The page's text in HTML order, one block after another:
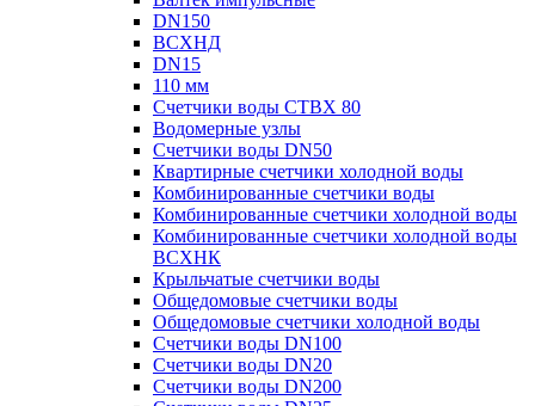
DN150
ВСХНД
DN15
110 мм
Счетчики воды СТВХ 80
Водомерные узлы
Счетчики воды DN50
Квартирные счетчики холодной воды
Комбинированные счетчики воды
Комбинированные счетчики холодной воды
Комбинированные счетчики холодной воды
ВСХНК
Крыльчатые счетчики воды
Общедомовые счетчики воды
Общедомовые счетчики холодной воды
Счетчики воды DN100
Счетчики воды DN20
Счетчики воды DN200